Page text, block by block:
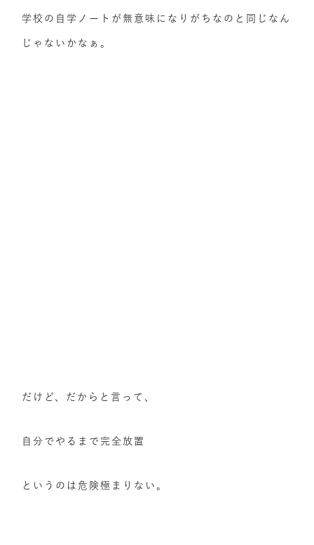
学校の自学ノートが無意味になりがちなのと同じなん
じゃないかなぁ。
だけど、だからと言って、
自分でやるまで完全放置
というのは危険極まりない。